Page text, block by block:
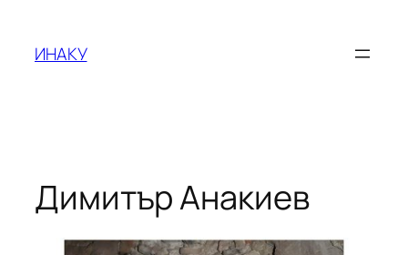
содржината
ИНАКУ
Димитър Анакиев